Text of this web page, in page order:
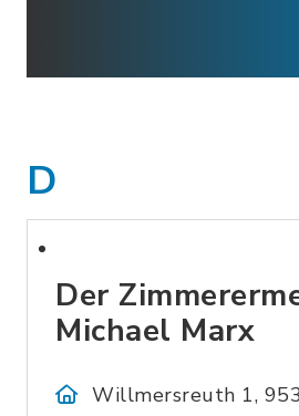
D
Der
Michael Marx
Willmersreuth 1,